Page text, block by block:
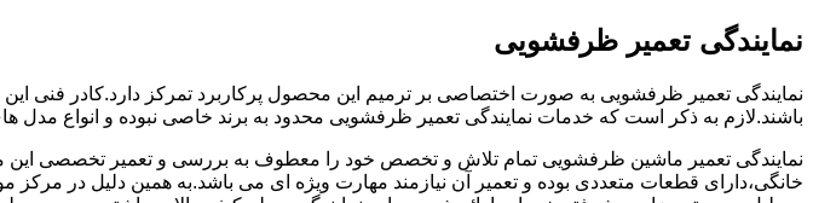
نمایندگی تعمیر ظرفشویی
نمایندگی تعمیر ظرفشویی به صورت اختصاصی بر ترمیم این محصول پرکاربرد تمرکز دارد.کادر فنی
باشند.لازم به ذکر است که خدمات نمایندگی تعمیر ظرفشویی محدود به برند خاصی نبوده و انواع
نمایندگی تعمیر ماشین ظرفشویی تمام تلاش و تخصص خود را معطوف به بررسی و تعمیر تخصصی
خانگی،دارای قطعات متعددی بوده و تعمیر آن نیازمند مهارت ویژه ای می باشد.به همین دلیل در